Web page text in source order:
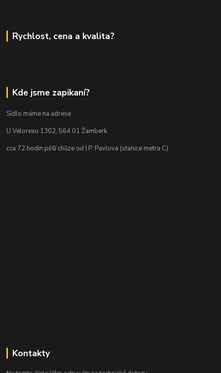
Rychlost, cena a kvalita?
Kde jsme zapikaní?
Sídlo máme na adrese
U Velorexu 1302, 564 01 Žamberk
cca 72 hodin pěší chůze od I.P. Pavlova (stanice metra C)
Kontakty